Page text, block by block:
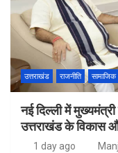
उत्तराखंड राजनीति सामाजिक
नई दिल्ली में
उत्तराखंड के विकास
1 day ago